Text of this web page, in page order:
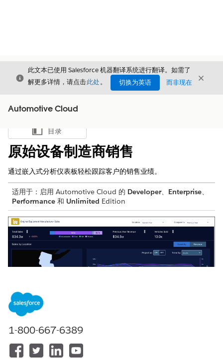
关闭
此文本已使用 Salesforce 机器翻译系统进行翻译。如需了
解更多详情，请点击此处。 切换为英语 而非现在 关闭
Automotive Cloud
显示目录
目录
原始设备制造商销售
通过嵌入式分析仪表板轻松跟踪客户的销售业绩。
适用于：启用 Automotive Cloud 的 Developer、 Enterprise、
Performance 和 Unlimited Edition
该仪表板回答这些问题：
1-800-667-6389